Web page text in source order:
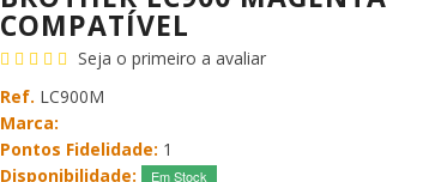
COMPATÍVEL
Seja o primeiro a avaliar
Ref. LC900M
Marca:
Pontos Fidelidade: 1
Disponibilidade:
Em Stock